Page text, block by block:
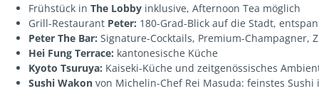
Frühstück in The Lobby inklusive, Afternoon Tea möglich
Grill-Restaurant Peter: 180-Grad-Blick auf die Stadt,
Peter The Bar: Signature-Cocktails, Premium-Champagner,
Hei Fung Terrace: kantonesische Küche
Kyoto Tsuruya: Kaiseki-Küche und zeitgenössisches
Sushi Wakon von Michelin-Chef Rei Masuda: feinstes Sushi